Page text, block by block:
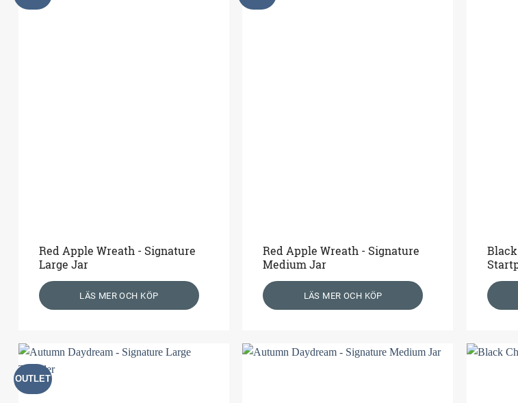
Red Apple Wreath - Signature
Large Jar
LÄS MER OCH KÖP
Red Apple Wreath - Signature
Medium Jar
LÄS MER OCH KÖP
OUTLET